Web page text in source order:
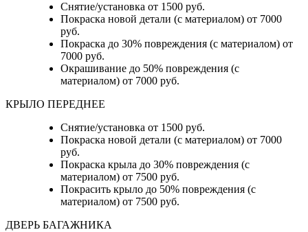
Снятие/установка от 1500 руб.
Покраска новой детали (с материалом) от 7000
руб.
Покраска до 30% повреждения (с материалом) от
7000 руб.
Окрашивание до 50% повреждения (с
материалом) от 7000 руб.
КРЫЛО ПЕРЕДНЕЕ
Снятие/установка от 1500 руб.
Покраска новой детали (с материалом) от 7000
руб.
Покраска крыла до 30% повреждения (с
материалом) от 7500 руб.
Покрасить крыло до 50% повреждения (с
материалом) от 7500 руб.
ДВЕРЬ БАГАЖНИКА